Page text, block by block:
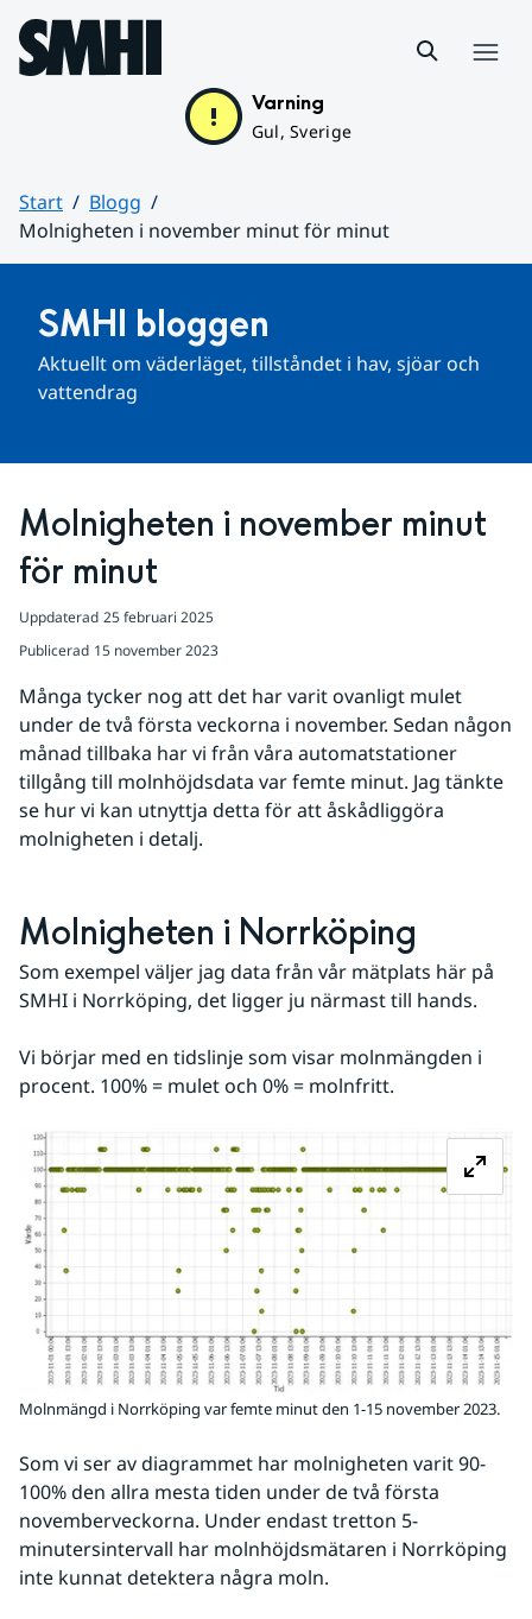
Hoppa till sidans innehåll
Varning
Gul, Sverige
Start
Blogg
Molnigheten i november minut för minut
SMHI bloggen
Aktuellt om väderläget, tillståndet i hav, sjöar och
vattendrag
Molnigheten i november minut
för minut
Uppdaterad 25 februari 2025
Publicerad 15 november 2023
Många tycker nog att det har varit ovanligt mulet
under de två första veckorna i november. Sedan någon
månad tillbaka har vi från våra automatstationer
tillgång till molnhöjdsdata var femte minut. Jag tänkte
se hur vi kan utnyttja detta för att åskådliggöra
molnigheten i detalj.
Molnigheten i Norrköping
Som exempel väljer jag data från vår mätplats här på
SMHI i Norrköping, det ligger ju närmast till hands.
Vi börjar med en tidslinje som visar molnmängden i
procent. 100% = mulet och 0% = molnfritt.
Molnmängd i Norrköping var femte minut den 1-15 november 2023.
Som vi ser av diagrammet har molnigheten varit 90-
100% den allra mesta tiden under de två första
novemberveckorna. Under endast tretton 5-
minutersintervall har molnhöjdsmätaren i Norrköping
inte kunnat detektera några moln.